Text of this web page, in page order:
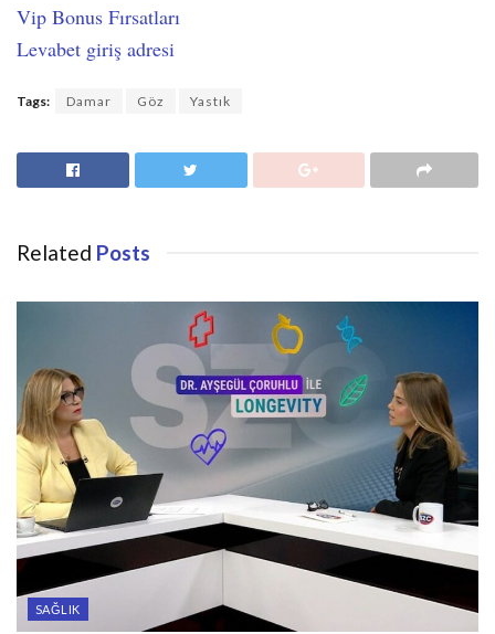
Vip Bonus Fırsatları
Levabet giriş adresi
Tags: Damar Göz Yastık
Related Posts
SAĞLIK